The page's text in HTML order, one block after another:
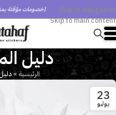
Skip to navigation
Skip to main content
(خصومات مؤقتة
دليل
الرئيسية»
23
يوليو